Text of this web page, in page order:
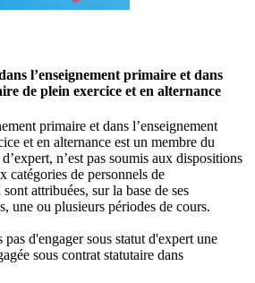
l’enseignement primaire et dans
de plein exercice et en alternance
primaire et dans l’enseignement
et en alternance est un membre du
n’est pas soumis aux dispositions
catégories de personnels de
attribuées, sur la base de ses
une ou plusieurs périodes de cours.
d'engager sous statut d'expert une
sous contrat statutaire dans